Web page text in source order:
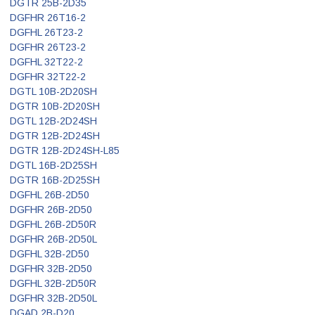
DGTR 25B-2D35
DGFHR 26T16-2
DGFHL 26T23-2
DGFHR 26T23-2
DGFHL 32T22-2
DGFHR 32T22-2
DGTL 10B-2D20SH
DGTR 10B-2D20SH
DGTL 12B-2D24SH
DGTR 12B-2D24SH
DGTR 12B-2D24SH-L85
DGTL 16B-2D25SH
DGTR 16B-2D25SH
DGFHL 26B-2D50
DGFHR 26B-2D50
DGFHL 26B-2D50R
DGFHR 26B-2D50L
DGFHL 32B-2D50
DGFHR 32B-2D50
DGFHL 32B-2D50R
DGFHR 32B-2D50L
DGAD 2B-D20